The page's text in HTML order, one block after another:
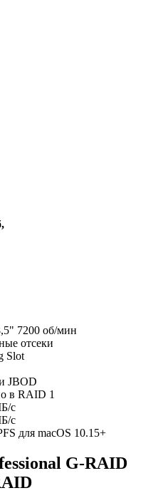
7200 об/мин
отсеки
Slot
JBOD
в RAID 1
с
с
для macOS 10.15+
G-RAID